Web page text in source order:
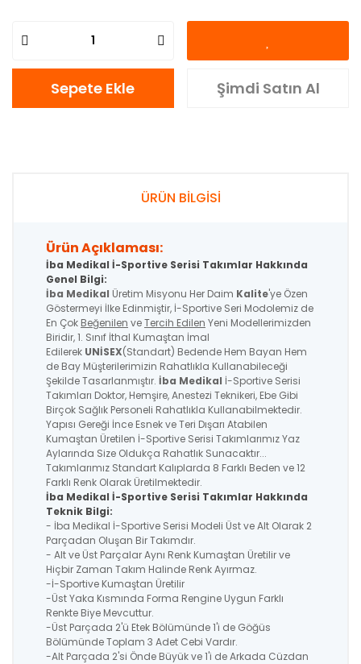
Sepete Ekle Şimdi Satın Al
ÜRÜN BİLGİSİ
Ürün Açıklaması:
İba Medikal İ-Sportive Serisi Takımlar Hakkında
Genel Bilgi:
İba Medikal Üretim Misyonu Her Daim Kalite'ye Özen
Göstermeyi İlke Edinmiştir, İ-Sportive Seri Modolemiz de
En Çok Beğenilen veTercih Edilen Yeni Modellerimizden
Biridir, 1. Sınıf İthal Kumaştan İmal
Edilerek UNİSEX(Standart) Bedende Hem Bayan Hem
de Bay Müşterilerimizin Rahatlıkla Kullanabileceği
Şekilde Tasarlanmıştır. İba Medikal İ-Sportive Serisi
Takımları Doktor, Hemşire, Anestezi Teknikeri, Ebe Gibi
Birçok Sağlık Personeli Rahatlıkla Kullanabilmektedir.
Yapısı Gereği İnce Esnek ve Teri Dışarı Atabilen
Kumaştan Üretilen İ-Sportive Serisi Takımlarımız Yaz
Aylarında Size Oldukça Rahatlık Sunacaktır...
Takımlarımız Standart Kalıplarda 8 Farklı Beden ve 12
Farklı Renk Olarak Üretilmektedir.
İba Medikal İ-Sportive Serisi Takımlar Hakkında
Teknik Bilgi:
- İba Medikal İ-Sportive Serisi Modeli Üst ve Alt Olarak 2
Parçadan Oluşan Bir Takımdır.
- Alt ve Üst Parçalar Aynı Renk Kumaştan Üretilir ve
Hiçbir Zaman Takım Halinde Renk Ayırmaz.
-İ-Sportive Kumaştan Üretilir
-Üst Yaka Kısmında Forma Rengine Uygun Farklı
Renkte Biye Mevcuttur.
-Üst Parçada 2'ü Etek Bölümünde 1'i de Göğüs
Bölümünde Toplam 3 Adet Cebi Vardır.
-Alt Parçada 2'si Önde Büyük ve 1'i de Arkada Cüzdan